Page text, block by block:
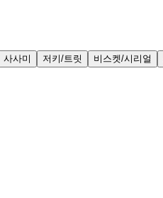
사사미 저키/트릿 비스켓/시리얼